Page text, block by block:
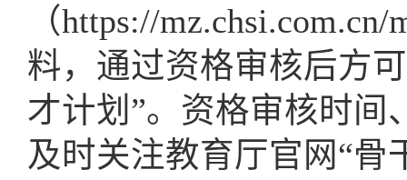
（https://
料，通过资格审核后方
才计划”。资格审核时间
及时关注教育厅官网“骨